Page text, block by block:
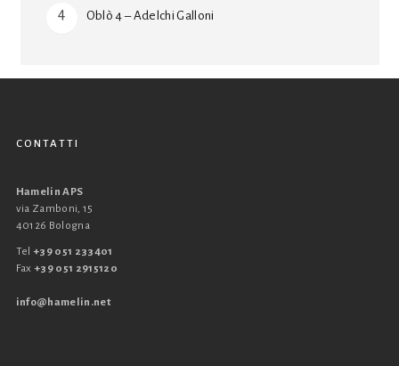
Oblò 4 – Adelchi Galloni
CONTATTI
Hamelin APS
via Zamboni, 15
40126 Bologna
Tel +39 051 233401
Fax +39 051 2915120
info@hamelin.net